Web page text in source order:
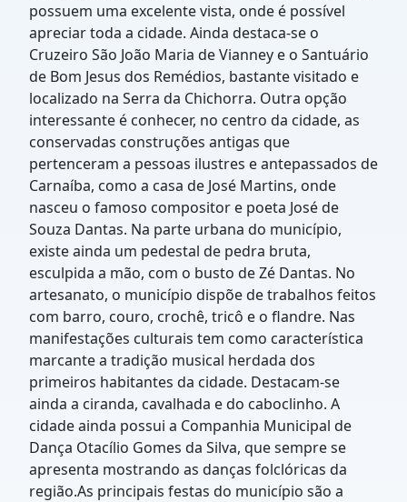
possuem uma excelente vista, onde é possível
apreciar toda a cidade. Ainda destaca-se o
Cruzeiro São João Maria de Vianney e o Santuário
de Bom Jesus dos Remédios, bastante visitado e
localizado na Serra da Chichorra. Outra opção
interessante é conhecer, no centro da cidade, as
conservadas construções antigas que
pertenceram a pessoas ilustres e antepassados de
Carnaíba, como a casa de José Martins, onde
nasceu o famoso compositor e poeta José de
Souza Dantas. Na parte urbana do município,
existe ainda um pedestal de pedra bruta,
esculpida a mão, com o busto de Zé Dantas. No
artesanato, o município dispõe de trabalhos feitos
com barro, couro, crochê, tricô e o flandre. Nas
manifestações culturais tem como característica
marcante a tradição musical herdada dos
primeiros habitantes da cidade. Destacam-se
ainda a ciranda, cavalhada e do caboclinho. A
cidade ainda possui a Companhia Municipal de
Dança Otacílio Gomes da Silva, que sempre se
apresenta mostrando as danças folclóricas da
região.As principais festas do município são a